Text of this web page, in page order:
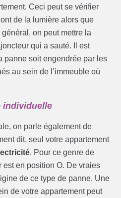
Ceci peut se vérifier
de la lumière alors que
on peut mettre la
qui a sauté. Il est
panne soit engendrée par les
au sein de l’immeuble où
individuelle
on parle également de
dit, seul votre appartement
. Pour ce genre de
en position O. De vraies
de ce type de panne. Une
de votre appartement peut